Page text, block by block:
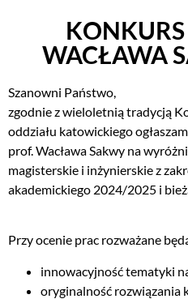
WACŁAWA
Szanowni Państwo,
zgodnie z wieloletnią tradycją
oddziału katowickiego
prof. Wacława Sakwy na
magisterskie i inżynierskie z
akademickiego 2024/2025 i
Przy ocenie prac rozważane
innowacyjność tematyki
oryginalność rozwiązania